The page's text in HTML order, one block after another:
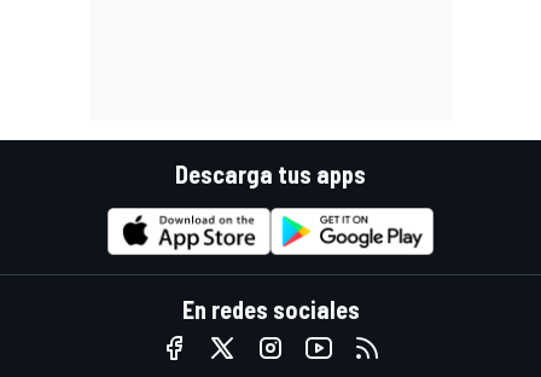
Descarga tus apps
En redes sociales